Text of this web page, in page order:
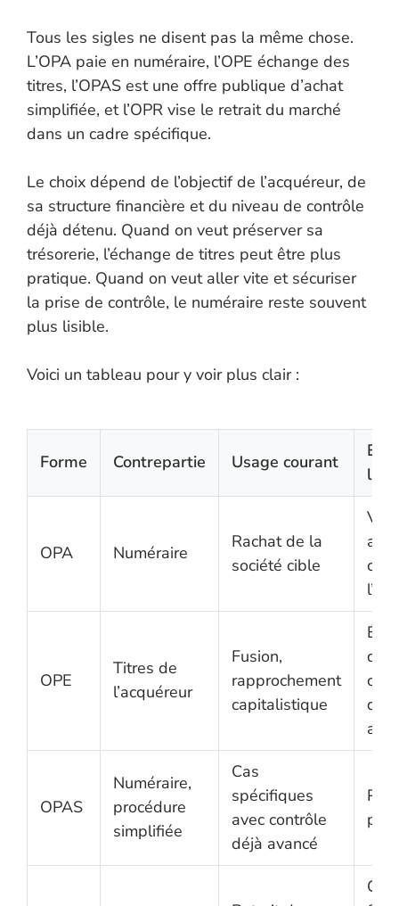
Tous les sigles ne disent pas la même chose.
L’OPA paie en numéraire, l’OPE échange des
titres, l’OPAS est une offre publique d’achat
simplifiée, et l’OPR vise le retrait du marché
dans un cadre spécifique.
Le choix dépend de l’objectif de l’acquéreur, de
sa structure financière et du niveau de contrôle
déjà détenu. Quand on veut préserver sa
trésorerie, l’échange de titres peut être plus
pratique. Quand on veut aller vite et sécuriser
la prise de contrôle, le numéraire reste souvent
plus lisible.
Voici un tableau pour y voir plus clair :
Forme Contrepartie Usage courant
OPA Numéraire
Rachat de la
société cible
OPE
Titres de
l’acquéreur
Fusion,
rapprochement
capitalistique
OPAS
Numéraire,
procédure
simplifiée
Cas
spécifiques
avec contrôle
déjà avancé